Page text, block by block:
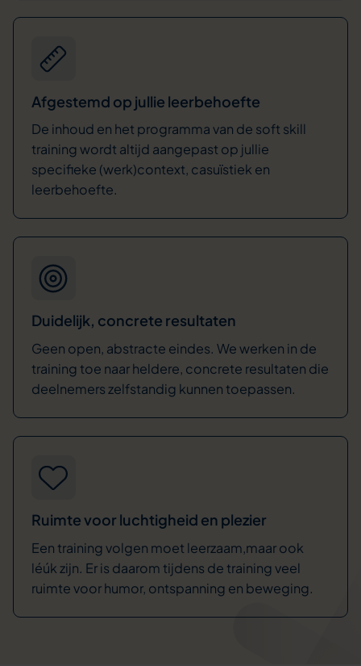
Afgestemd op jullie leerbehoefte
De inhoud en het programma van de soft skill
training wordt altijd aangepast op jullie
specifieke (werk)context, casuïstiek en
leerbehoefte.
Duidelijk, concrete resultaten
Geen open, abstracte eindes. We werken in de
training toe naar heldere, concrete resultaten die
deelnemers zelfstandig kunnen toepassen.
Ruimte voor luchtigheid en plezier
Een training volgen moet leerzaam,maar ook
léúk zijn. Er is daarom tijdens de training veel
ruimte voor humor, ontspanning en beweging.